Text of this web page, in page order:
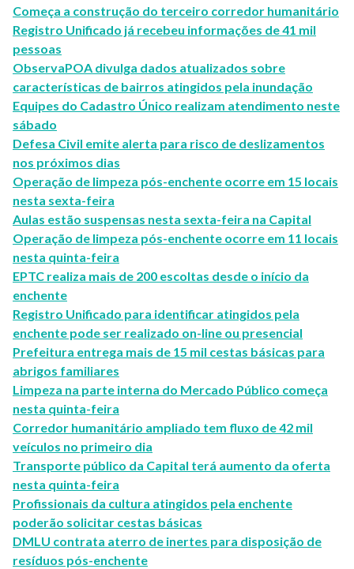
Começa a construção do terceiro corredor humanitário
Registro Unificado já recebeu informações de 41 mil
pessoas
ObservaPOA divulga dados atualizados sobre
características de bairros atingidos pela inundação
Equipes do Cadastro Único realizam atendimento neste
sábado
Defesa Civil emite alerta para risco de deslizamentos
nos próximos dias
Operação de limpeza pós-enchente ocorre em 15 locais
nesta sexta-feira
Aulas estão suspensas nesta sexta-feira na Capital
Operação de limpeza pós-enchente ocorre em 11 locais
nesta quinta-feira
EPTC realiza mais de 200 escoltas desde o início da
enchente
Registro Unificado para identificar atingidos pela
enchente pode ser realizado on-line ou presencial
Prefeitura entrega mais de 15 mil cestas básicas para
abrigos familiares
Limpeza na parte interna do Mercado Público começa
nesta quinta-feira
Corredor humanitário ampliado tem fluxo de 42 mil
veículos no primeiro dia
Transporte público da Capital terá aumento da oferta
nesta quinta-feira
Profissionais da cultura atingidos pela enchente
poderão solicitar cestas básicas
DMLU contrata aterro de inertes para disposição de
resíduos pós-enchente